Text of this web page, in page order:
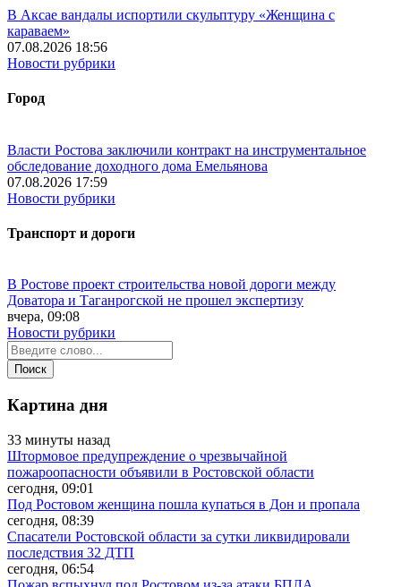
В Аксае вандалы испортили скульптуру «Женщина с
караваем»
07.08.2026 18:56
Новости рубрики
Город
Власти Ростова заключили контракт на инструментальное
обследование доходного дома Емельянова
07.08.2026 17:59
Новости рубрики
Транспорт и дороги
В Ростове проект строительства новой дороги между
Доватора и Таганрогской не прошел экспертизу
вчера, 09:08
Новости рубрики
Картина дня
33 минуты назад
Штормовое предупреждение о чрезвычайной
пожароопасности объявили в Ростовской области
сегодня, 09:01
Под Ростовом женщина пошла купаться в Дон и пропала
сегодня, 08:39
Спасатели Ростовской области за сутки ликвидировали
последствия 32 ДТП
сегодня, 06:54